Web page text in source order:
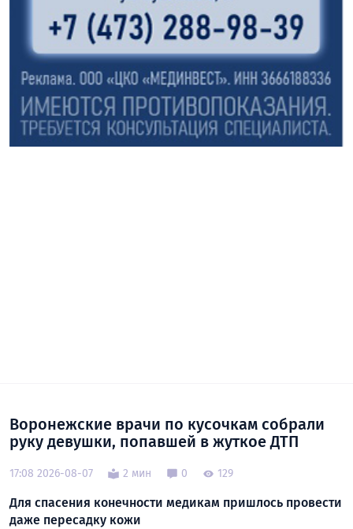
Воронежские врачи по кусочкам собрали
руку девушки, попавшей в жуткое ДТП
17:08 2026-08-07 2 мин 0 129
Для спасения конечности медикам пришлось провести
даже пересадку кожи